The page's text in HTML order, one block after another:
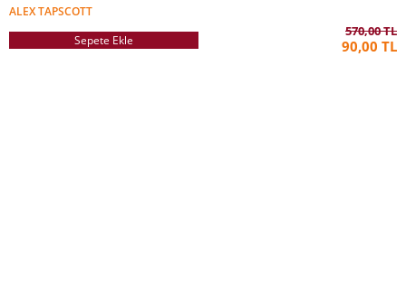
ALEX TAPSCOTT
Sepete Ekle
570,00 TL
90,00 TL